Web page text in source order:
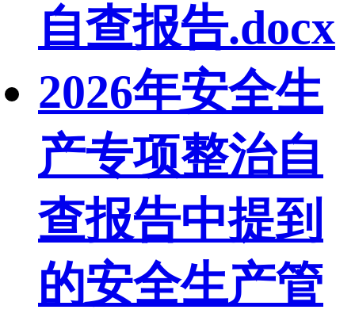
自查报告.docx
2026年安全生
产专项整治自
查报告中提到
的安全生产管